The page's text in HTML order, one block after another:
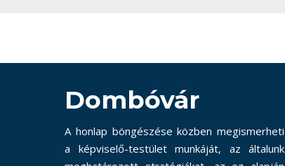
Dombóvár
A honlap böngészése közben megismerheti
a képviselő-testület munkáját, az általunk